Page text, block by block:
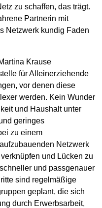
zu schaffen, das trägt.
Partnerin mit
Netzwerk kundig Faden
Krause
für Alleinerziehende
vor denen diese
werden. Kein Wunder
und Haushalt unter
geringes
zu einem
Netzwerk
und Lücken zu
und passgenauer
sind regelmäßige
geplant, die sich
durch Erwerbsarbeit,